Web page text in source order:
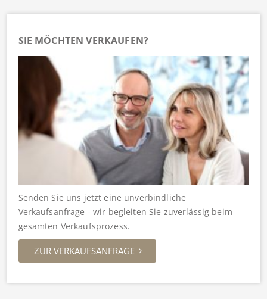
SIE MÖCHTEN VERKAUFEN?
Senden Sie uns jetzt eine unverbindliche
Verkaufsanfrage - wir begleiten Sie zuverlässig beim
gesamten Verkaufsprozess.
ZUR VERKAUFSANFRAGE